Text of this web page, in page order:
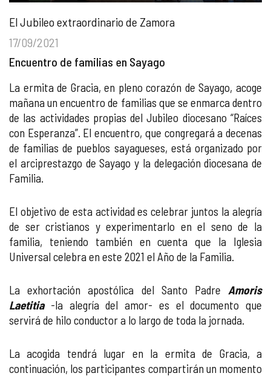
El Jubileo extraordinario de Zamora
17/09/2021
Encuentro de familias en Sayago
La ermita de Gracia, en pleno corazón de Sayago, acoge
mañana un encuentro de familias que se enmarca dentro
de las actividades propias del Jubileo diocesano “Raíces
con Esperanza”. El encuentro, que congregará a decenas
de familias de pueblos sayagueses, está organizado por
el arciprestazgo de Sayago y la delegación diocesana de
Familia.
El objetivo de esta actividad es celebrar juntos la alegría
de ser cristianos y experimentarlo en el seno de la
familia, teniendo también en cuenta que la Iglesia
Universal celebra en este 2021 el Año de la Familia.
La exhortación apostólica del Santo Padre Amoris
Laetitia-la alegría del amor- es el documento que
servirá de hilo conductor a lo largo de toda la jornada.
La acogida tendrá lugar en la ermita de Gracia, a
continuación, los participantes compartirán un momento